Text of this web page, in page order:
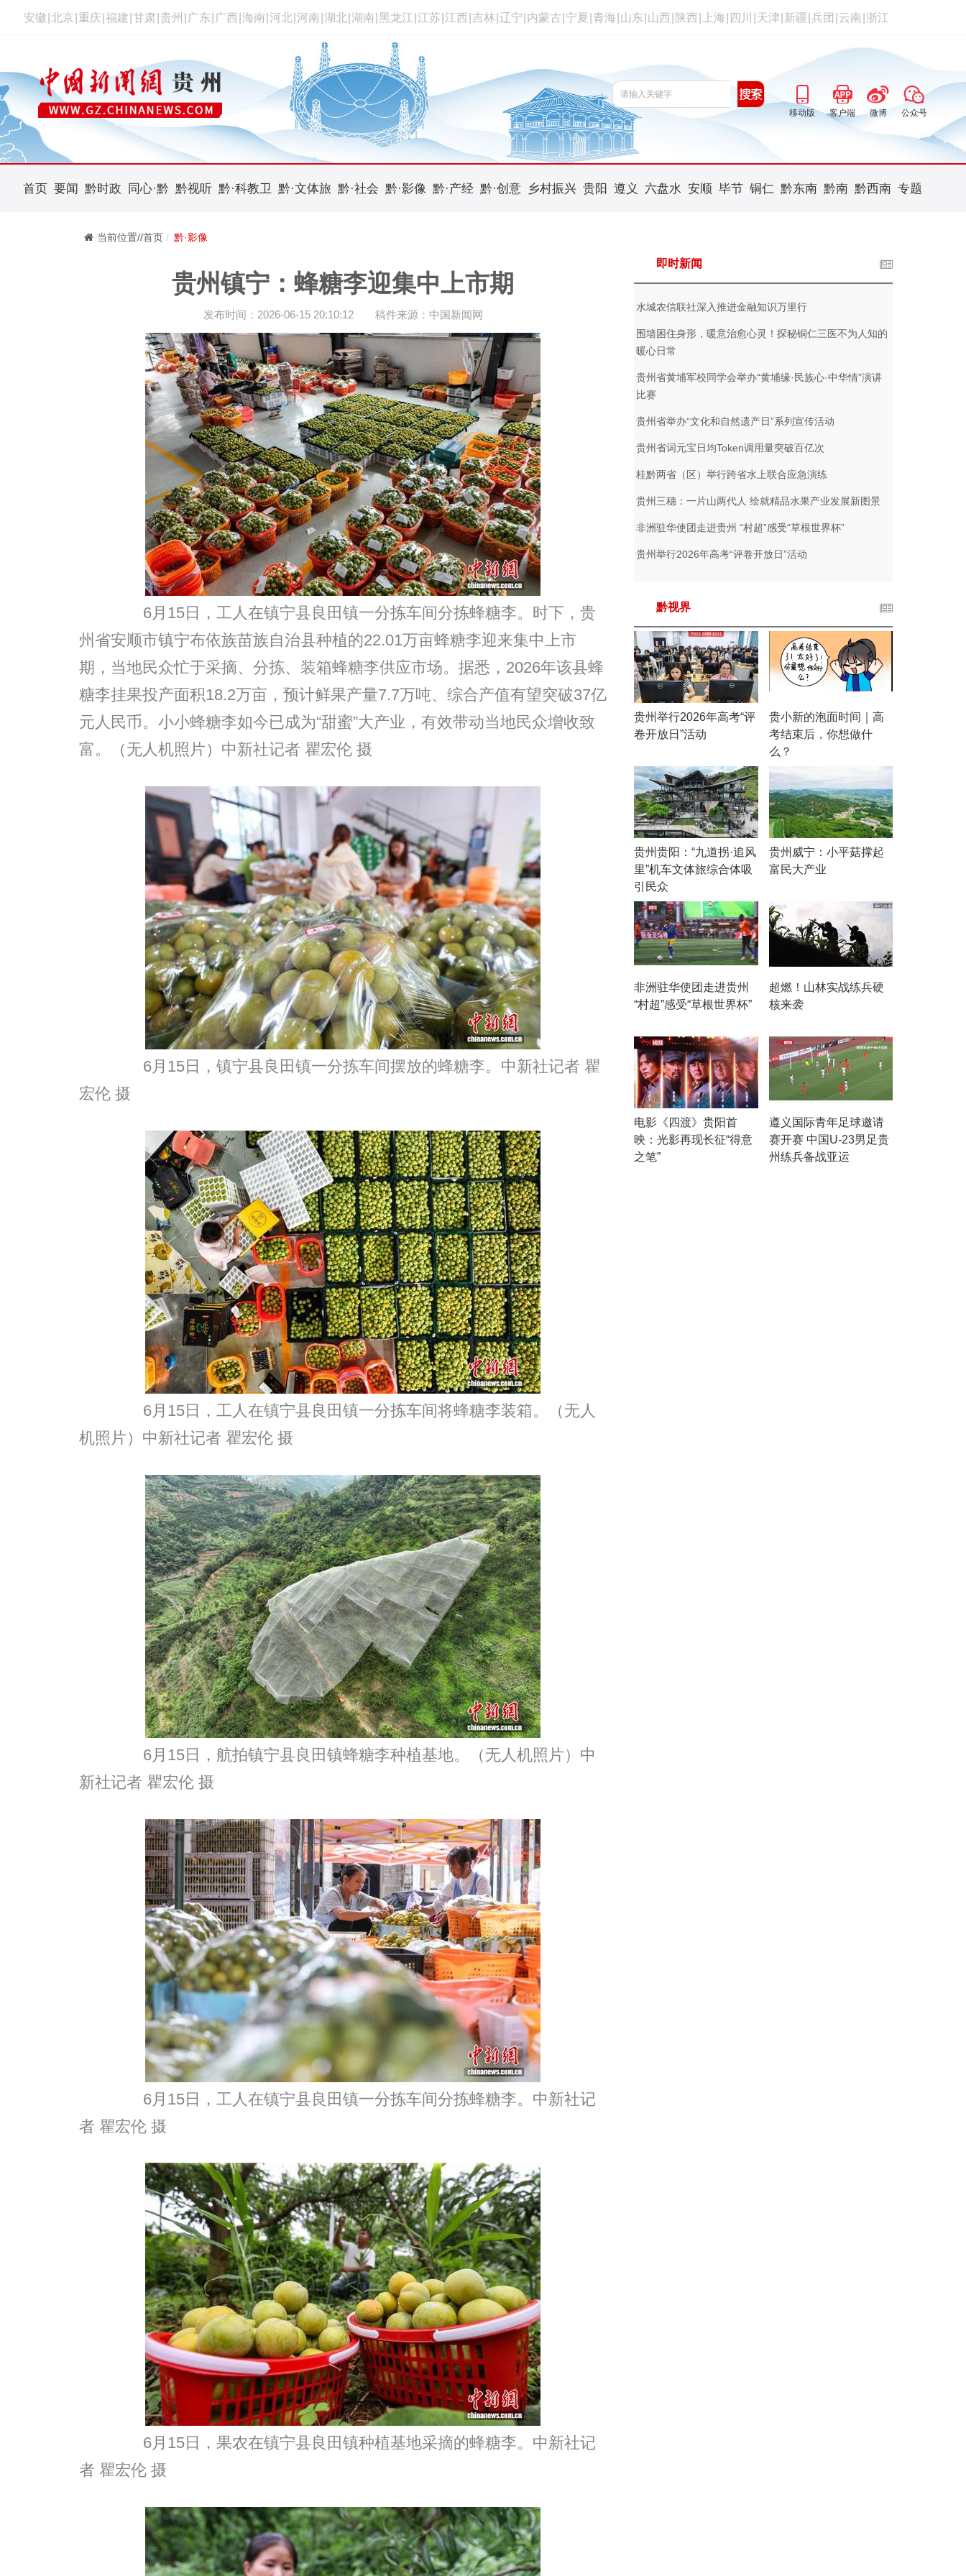
安徽 北京 重庆 福建 甘肃 贵州 广东 广西 海南 河北 河南 湖北 湖南 黑龙江 江苏 江西 吉林 辽宁 内蒙古 宁夏 青海 山东 山西 陕西 上海 四川 天津 新疆 兵团 云南 浙江
移动版 客户端 微博 公众号
首页 要闻 黔时政 同心·黔 黔视听 黔·科教卫 黔·文体旅 黔·社会 黔·影像 黔·产经 黔·创意 乡村振兴 贵阳 遵义 六盘水 安顺 毕节 铜仁 黔东南 黔南 黔西南 专题
当前位置//首页 黔·影像
贵州镇宁：蜂糖李迎集中上市期
发布时间：2026-06-15 20:10:12 稿件来源：中国新闻网
6月15日，工人在镇宁县良田镇一分拣车间分拣蜂糖李。时下，贵
州省安顺市镇宁布依族苗族自治县种植的22.01万亩蜂糖李迎来集中上市
期，当地民众忙于采摘、分拣、装箱蜂糖李供应市场。据悉，2026年该县蜂
糖李挂果投产面积18.2万亩，预计鲜果产量7.7万吨、综合产值有望突破37亿
元人民币。小小蜂糖李如今已成为“甜蜜”大产业，有效带动当地民众增收致
富。（无人机照片）中新社记者 瞿宏伦 摄
6月15日，镇宁县良田镇一分拣车间摆放的蜂糖李。中新社记者 瞿
宏伦 摄
6月15日，工人在镇宁县良田镇一分拣车间将蜂糖李装箱。（无人
机照片）中新社记者 瞿宏伦 摄
6月15日，航拍镇宁县良田镇蜂糖李种植基地。（无人机照片）中
新社记者 瞿宏伦 摄
6月15日，工人在镇宁县良田镇一分拣车间分拣蜂糖李。中新社记
者 瞿宏伦 摄
6月15日，果农在镇宁县良田镇种植基地采摘的蜂糖李。中新社记
者 瞿宏伦 摄
即时新闻
水城农信联社深入推进金融知识万里行
围墙困住身形，暖意治愈心灵！探秘铜仁三医不为人知的
暖心日常
贵州省黄埔军校同学会举办“黄埔缘·民族心·中华情”演讲
比赛
贵州省举办“文化和自然遗产日”系列宣传活动
贵州省词元宝日均Token调用量突破百亿次
桂黔两省（区）举行跨省水上联合应急演练
贵州三穗：一片山两代人 绘就精品水果产业发展新图景
非洲驻华使团走进贵州 “村超”感受“草根世界杯”
贵州举行2026年高考“评卷开放日”活动
黔视界
贵州举行2026年高考“评
卷开放日”活动
贵小新的泡面时间｜高
考结束后，你想做什
么？
贵州贵阳：“九道拐·追风
里”机车文体旅综合体吸
引民众
贵州威宁：小平菇撑起
富民大产业
非洲驻华使团走进贵州
“村超”感受“草根世界杯”
超燃！山林实战练兵硬
核来袭
电影《四渡》贵阳首
映：光影再现长征“得意
之笔”
遵义国际青年足球邀请
赛开赛 中国U-23男足贵
州练兵备战亚运